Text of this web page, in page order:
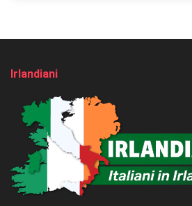
Irlandiani